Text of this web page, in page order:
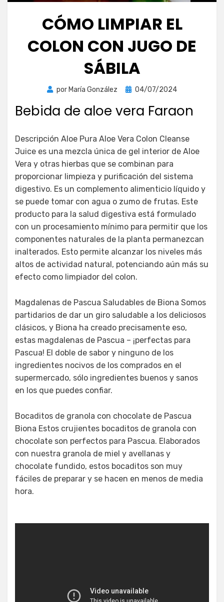
CÓMO LIMPIAR EL
COLON CON JUGO DE
SÁBILA
por María González
Publicada
04/07/2024
Bebida de aloe vera Faraon
Descripción Aloe Pura Aloe Vera Colon Cleanse
Juice es una mezcla única de gel interior de Aloe
Vera y otras hierbas que se combinan para
proporcionar limpieza y purificación del sistema
digestivo. Es un complemento alimenticio líquido y
se puede tomar con agua o zumo de frutas. Este
producto para la salud digestiva está formulado
con un procesamiento mínimo para permitir que los
componentes naturales de la planta permanezcan
inalterados. Esto permite alcanzar los niveles más
altos de actividad natural, potenciando aún más su
efecto como limpiador del colon.
Magdalenas de Pascua Saludables de Biona Somos
partidarios de dar un giro saludable a los deliciosos
clásicos, y Biona ha creado precisamente eso,
estas magdalenas de Pascua – ¡perfectas para
Pascua! El doble de sabor y ninguno de los
ingredientes nocivos de los comprados en el
supermercado, sólo ingredientes buenos y sanos
en los que puedes confiar.
Bocaditos de granola con chocolate de Pascua
Biona Estos crujientes bocaditos de granola con
chocolate son perfectos para Pascua. Elaborados
con nuestra granola de miel y avellanas y
chocolate fundido, estos bocaditos son muy
fáciles de preparar y se hacen en menos de media
hora.